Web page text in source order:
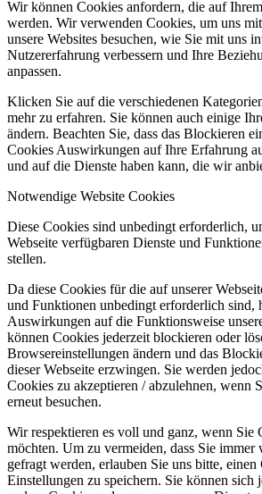
Wir können Cookies anfordern, die auf
werden. Wir verwenden Cookies, um uns
unsere Websites besuchen, wie Sie mit uns
Nutzererfahrung verbessern und Ihre
anpassen.
Klicken Sie auf die verschiedenen
mehr zu erfahren. Sie können auch einige
ändern. Beachten Sie, dass das Blockieren
Cookies Auswirkungen auf Ihre Erfahrung
und auf die Dienste haben kann, die wir
Notwendige Website Cookies
Diese Cookies sind unbedingt erforderlich,
Webseite verfügbaren Dienste und
stellen.
Da diese Cookies für die auf unserer
und Funktionen unbedingt erforderlich sind,
Auswirkungen auf die Funktionsweise
können Cookies jederzeit blockieren oder
Browsereinstellungen ändern und das
dieser Webseite erzwingen. Sie werden
Cookies zu akzeptieren / abzulehnen, wenn
erneut besuchen.
Wir respektieren es voll und ganz, wenn Sie
möchten. Um zu vermeiden, dass Sie immer
gefragt werden, erlauben Sie uns bitte,
Einstellungen zu speichern. Sie können sich